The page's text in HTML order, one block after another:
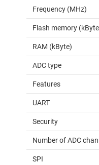
Frequency (MHz)
Flash memory
RAM (kByte)
ADC type
Features
UART
Security
Number of ADC
SPI